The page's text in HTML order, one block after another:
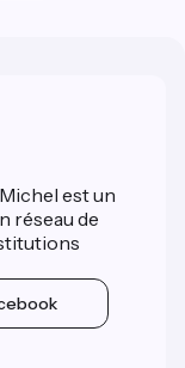
est un
réseau de